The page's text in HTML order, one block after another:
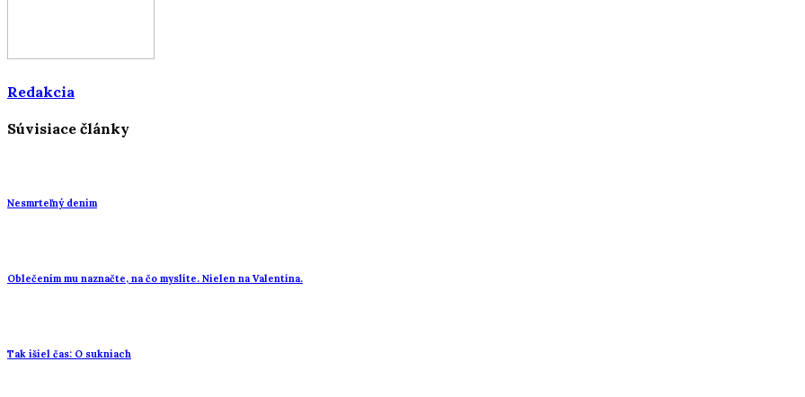
Redakcia
Súvisiace články
Nesmrteľný denim
Oblečením mu naznačte, na čo myslíte. Nielen na Valentína.
Tak išiel čas: O sukniach